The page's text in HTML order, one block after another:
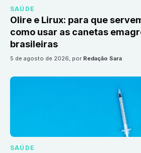
SAÚDE
Olire e Lirux: para que
como usar as canetas
brasileiras
5 de agosto de 2026, por Redação Sara
SAÚDE